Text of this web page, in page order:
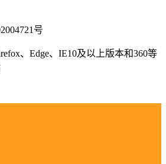
号
、Edge、IE10及以上版本和360等